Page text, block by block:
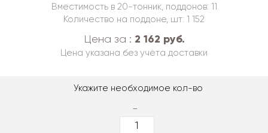
Вместимость в 20-тонник, поддонов: 11
Количество на поддоне, шт: 1 152
Цена за : 2 162 руб.
Цена указана без учёта доставки
Укажите необходимое кол-во
-